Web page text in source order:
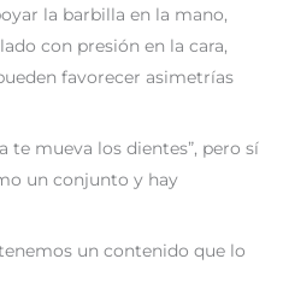
la barbilla en la mano,
con presión en la cara,
favorecer asimetrías
te mueva los dientes”, pero sí
un conjunto y hay
un contenido que lo